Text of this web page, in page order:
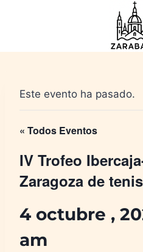
Este evento ha pasado.
« Todos Eventos
IV Trofeo
Zaragoza de
4 octubre ,
am